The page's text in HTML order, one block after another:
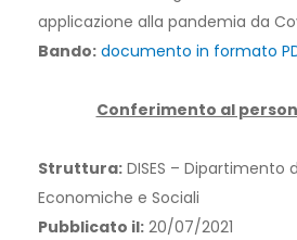
applicazione alla pandemia da
Bando: documento in formato
Conferimento al
Struttura: DISES – Dipartimento
Economiche e Sociali
Pubblicato il: 20/07/2021